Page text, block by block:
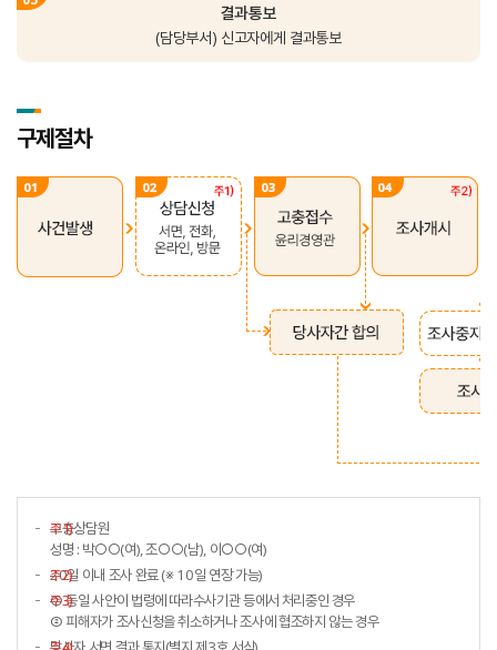
결과통보
(담당부서) 신고자에게 결과통보
구제절차
주1)
고충상담원
성명 : 박○○(여), 조○○(남), 이○○(여)
주2)
20일 이내 조사 완료 (※ 10일 연장 가능)
주3)
① 동일 사안이 법령에 따라수사기관 등에서 처리중인 경우
② 피해자가 조사신청을 취소하거나 조사에 협조하지 않는 경우